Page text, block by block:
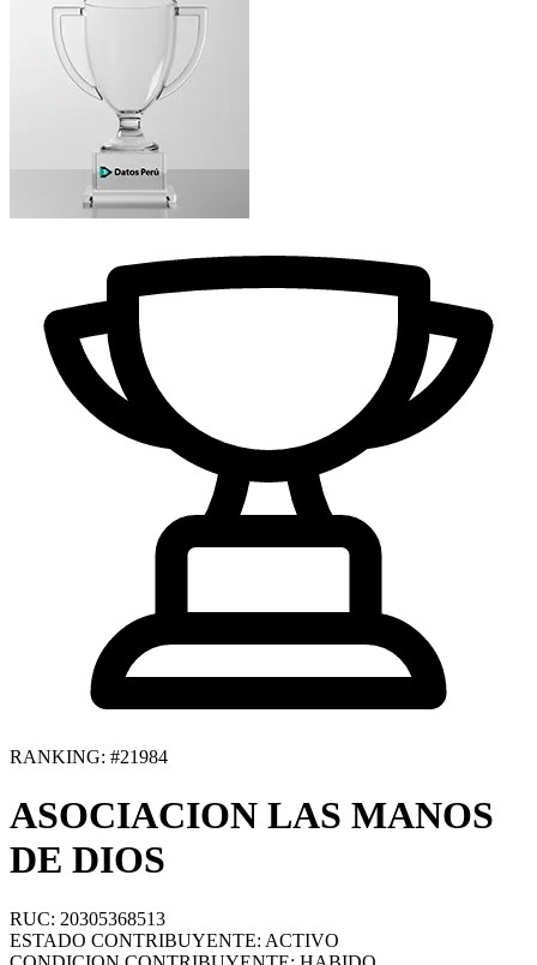
RANKING: #21984
ASOCIACION LAS MANOS
DE DIOS
RUC: 20305368513
ESTADO CONTRIBUYENTE: ACTIVO